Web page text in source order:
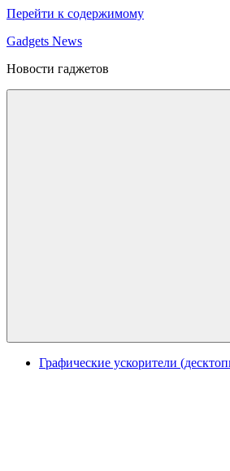
Перейти к содержимому
Gadgets News
Новости гаджетов
Графические ускорители